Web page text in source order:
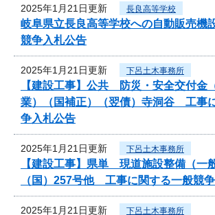
2025年1月21日更新 長良高等学校
岐阜県立長良高等学校への自動販売機
競争入札公告
2025年1月21日更新 下呂土木事務所
【建設工事】公共 防災・安全交付金
業）（国補正）（翌債）寺洞谷 工事
争入札公告
2025年1月21日更新 下呂土木事務所
【建設工事】県単 現道施設整備（一
（国）257号他 工事に関する一般競
2025年1月21日更新 下呂土木事務所